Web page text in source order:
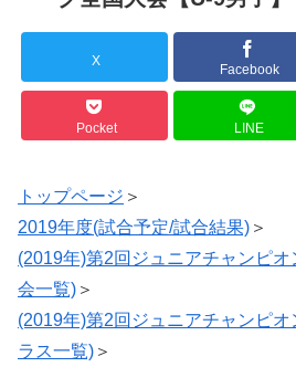
X
Facebook
Pocket LINE
トップページ ＞
2019年度(試合予定/試合結果) ＞
(2019年)第2回ジュニアチャンピ
会一覧) ＞
(2019年)第2回ジュニアチャンピ
ラス一覧) ＞